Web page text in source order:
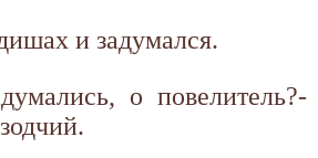
и задумался.
о повелитель?-